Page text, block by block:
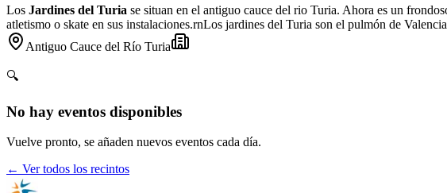
Los Jardines del Turia se situan en el antiguo cauce del rio Turia. Ahora es un
atletismo o skate en sus instalaciones.rnLos jardines del Turia son el pulmón de
Antiguo Cauce del Río Turia
🔍
No hay eventos disponibles
Vuelve pronto, se añaden nuevos eventos cada día.
← Ver todos los recintos